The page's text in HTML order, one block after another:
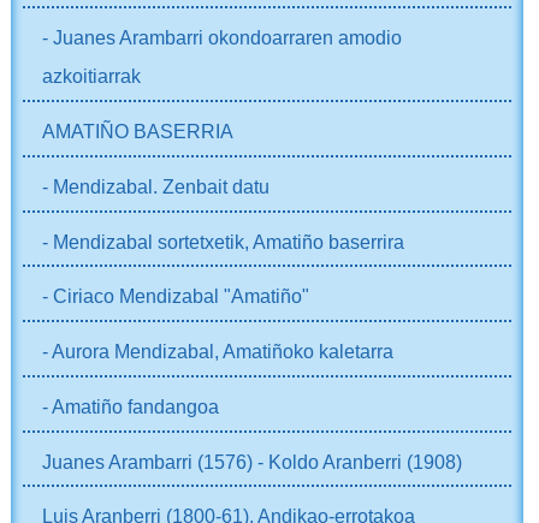
- Juanes Arambarri okondoarraren amodio
azkoitiarrak
AMATIÑO BASERRIA
- Mendizabal. Zenbait datu
- Mendizabal sortetxetik, Amatiño baserrira
- Ciriaco Mendizabal "Amatiño"
- Aurora Mendizabal, Amatiñoko kaletarra
- Amatiño fandangoa
Juanes Arambarri (1576) - Koldo Aranberri (1908)
Luis Aranberri (1800-61), Andikao-errotakoa